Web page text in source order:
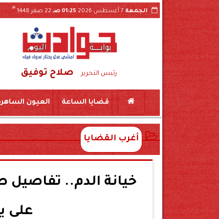
الجمعة7 أغسطس 2026 01:25 صـ 22 صفر 1448
هـ
رئيس التحرير صلاح توفيقوالقرارات الداخلية عبر «السوشيال ميديا»
قضايا الساعة العيون
أغرب القضايا
خيانة الدم..
على